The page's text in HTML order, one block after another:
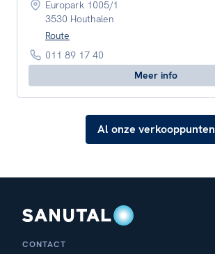
Europark 1005/1
3530 Houthalen
Route
011 89 17 40
Meer info
Al onze verkooppunten
CONTACT